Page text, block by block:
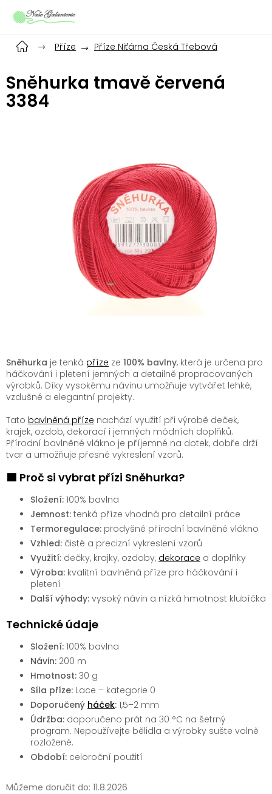
Příze
Příze Niťárna Česká Třebová
Sněhurka tmavě červená
3384
Můžeme doručit do: 11.8.2026
Sněhurka je tenká příze ze 100% bavlny, která je určena pro
háčkování i pletení jemných a detailně propracovaných
výrobků. Díky vysokému návinu umožňuje vytvářet lehké,
vzdušné a elegantní projekty.
Tato bavlněná příze nachází využití při výrobě deček,
krajek, ozdob, dekorací i jemných módních doplňků.
Přírodní bavlněné vlákno je příjemné na dotek, dobře drží
tvar a umožňuje přesné vykreslení vzorů.
🟩 Proč si vybrat přízi Sněhurka?
Složení: 100% bavlna
Jemnost: tenká příze vhodná pro detailní práce
Termoregulace: prodyšné přírodní bavlněné vlákno
Vzhled: čisté a precizní vykreslení vzorů
Využití: dečky, krajky, ozdoby, dekorace a doplňky
Výroba: kvalitní bavlněná příze pro háčkování i
pletení
Další výhody: vysoký návin a nízká hmotnost klubíčka
Technické údaje
Složení: 100% bavlna
Návin: 200 m
Hmotnost: 30 g
Síla příze: Lace – kategorie 0
Doporučený háček: 1,5–2 mm
Údržba: doporučeno prát na 30 °C na šetrný
program. Nepoužívejte bělidla a výrobky sušte volně
rozložené.
Období: celoroční použití